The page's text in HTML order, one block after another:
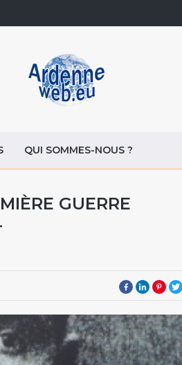
QUI SOMMES-NOUS ?
GUERRE